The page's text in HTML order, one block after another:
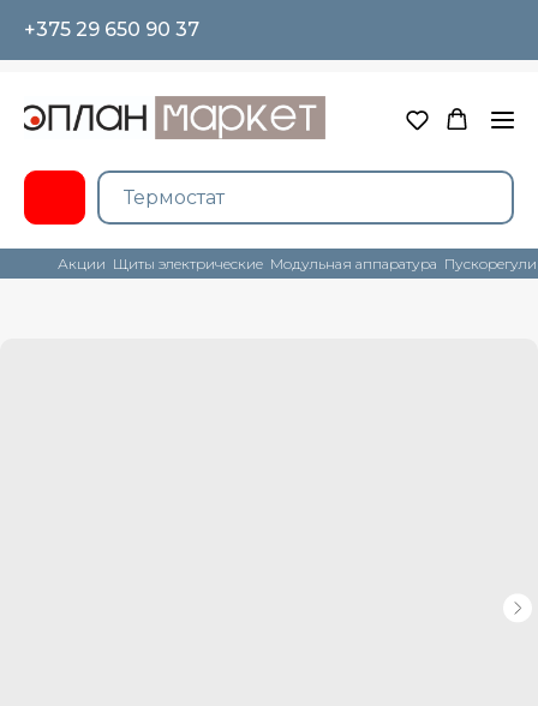
+375 29 650 90 37
Акции Щиты электрические Модульная аппаратура